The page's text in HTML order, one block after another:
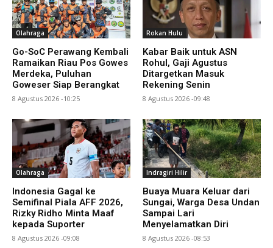
Olahraga
Go-SoC Perawang Kembali
Ramaikan Riau Pos Gowes
Merdeka, Puluhan
Goweser Siap Berangkat
8 Agustus 2026 -10:25
Rokan Hulu
Kabar Baik untuk ASN
Rohul, Gaji Agustus
Ditargetkan Masuk
Rekening Senin
8 Agustus 2026 -09:48
Olahraga
Indonesia Gagal ke
Semifinal Piala AFF 2026,
Rizky Ridho Minta Maaf
kepada Suporter
8 Agustus 2026 -09:08
Indragiri Hilir
Buaya Muara Keluar dari
Sungai, Warga Desa Undan
Sampai Lari
Menyelamatkan Diri
8 Agustus 2026 -08:53